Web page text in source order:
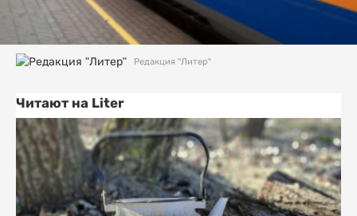
Редакция "Литер"
Читают на Liter